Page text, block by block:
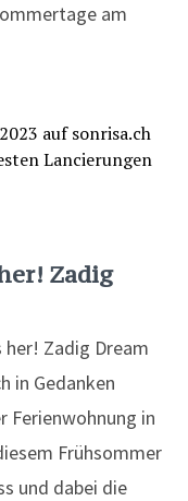
am
Zadig
her! Zadig Dream
in Gedanken
Ferienwohnung in
Frühsommer
und dabei die